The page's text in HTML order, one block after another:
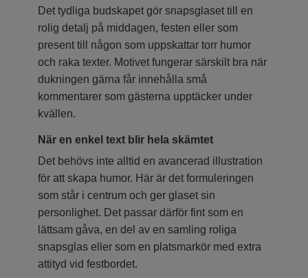
Det tydliga budskapet gör snapsglaset till en
rolig detalj på middagen, festen eller som
present till någon som uppskattar torr humor
och raka texter. Motivet fungerar särskilt bra när
dukningen gärna får innehålla små
kommentarer som gästerna upptäcker under
kvällen.
När en enkel text blir hela skämtet
Det behövs inte alltid en avancerad illustration
för att skapa humor. Här är det formuleringen
som står i centrum och ger glaset sin
personlighet. Det passar därför fint som en
lättsam gåva, en del av en samling roliga
snapsglas eller som en platsmarkör med extra
attityd vid festbordet.